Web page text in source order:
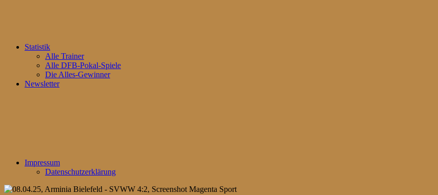
Statistik
Alle Trainer
Alle DFB-Pokal-Spiele
Die Alles-Gewinner
Newsletter
Impressum
Datenschutzerklärung